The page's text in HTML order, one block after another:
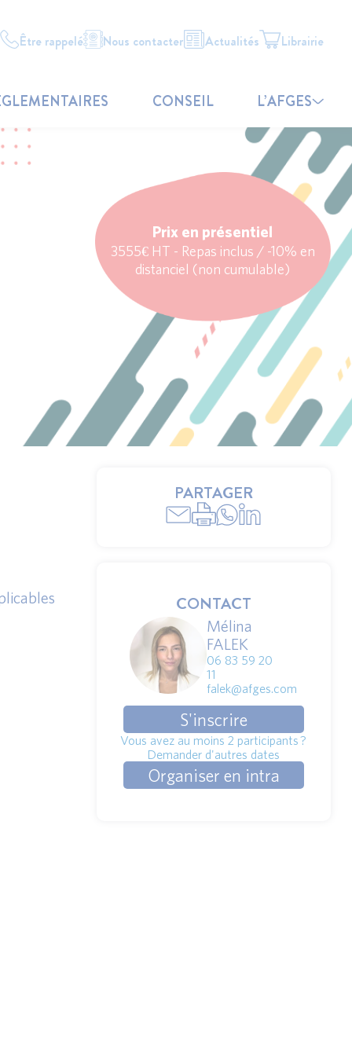
Être rappelé Nous contacter Actualités Librairie
CONSEIL L’AFGES
Prix en présentiel
3555€ HT - Repas inclus / -10% en
distanciel (non cumulable)
PARTAGER
CONTACT
Mélina
FALEK
06 83 59 20
11
falek@afges.com
S'inscrire
Vous avez au moins 2 participants ?
Demander d'autres dates
Organiser en intra